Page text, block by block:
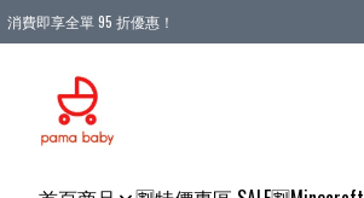
消費即享全單 95 折優惠！